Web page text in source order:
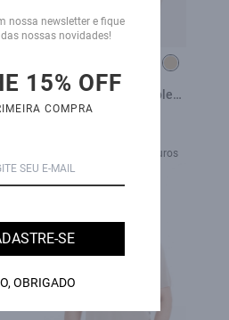
Tricot Snug Knit Emblem
Sweater Areia
4X de R$ 109,75 sem juros
nossa newsletter e fique
nossas novidades!
15% OFF
COMPRA
SE
OBRIGADO